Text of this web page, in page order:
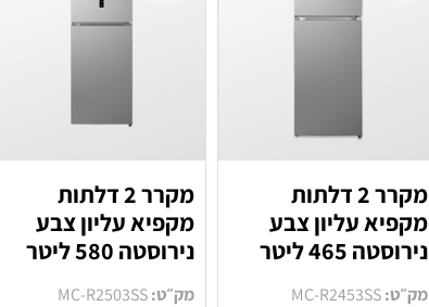
מקרר 2 דלתות
מקפיא עליון צבע
נירוסטה 465 ליטר
מק״ט:MC-R2453SS
מקרר 2 דלתות
מקפיא עליון צבע
נירוסטה 580 ליטר
מק״ט:MC-R2503SS